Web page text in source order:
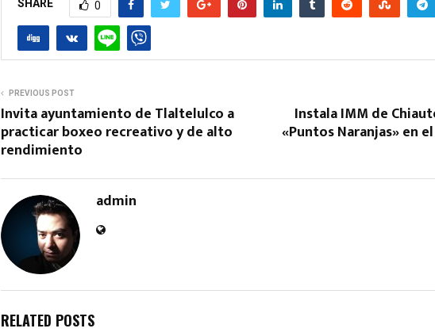
SHARE 0
PREVIOUS POST
Invita ayuntamiento de Tlaltelulco a
practicar boxeo recreativo y de alto
rendimiento
Instala IMM de
«Puntos Naranjas» en
admin
RELATED POSTS